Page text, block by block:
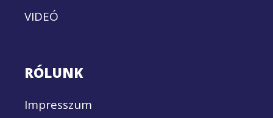
VIDEÓ
RÓLUNK
Impresszum